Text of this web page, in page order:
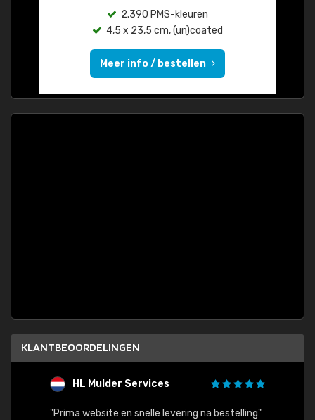
2.390 PMS-kleuren
4,5 x 23,5 cm, (un)coated
Meer info / bestellen
KLANTBEOORDELINGEN
HL Mulder Services
"Prima website en snelle levering na bestelling"